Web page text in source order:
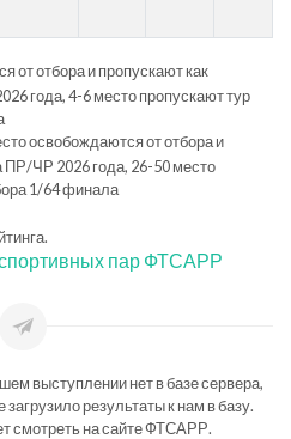
от отбора и пропускают как
года, 4-6 место пропускают тур
освобождаются от отбора и
ПР/ЧР 2026 года, 26-50 место
1/64 финала
пар ФТСАРР
выступлении нет в базе сервера,
результаты к нам в базу.
смотреть на сайте ФТСАРР.